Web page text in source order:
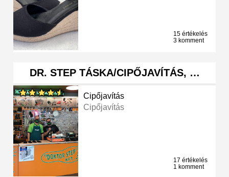
15 értékelés
3 komment
DR. STEP TÁSKA/CIPŐJAVÍTÁS, …
Cipőjavítás
Cipőjavítás
17 értékelés
1 komment